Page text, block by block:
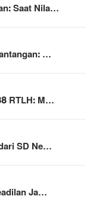
Saat Nila…
…
RTLH: M…
SD Ne…
Ja…